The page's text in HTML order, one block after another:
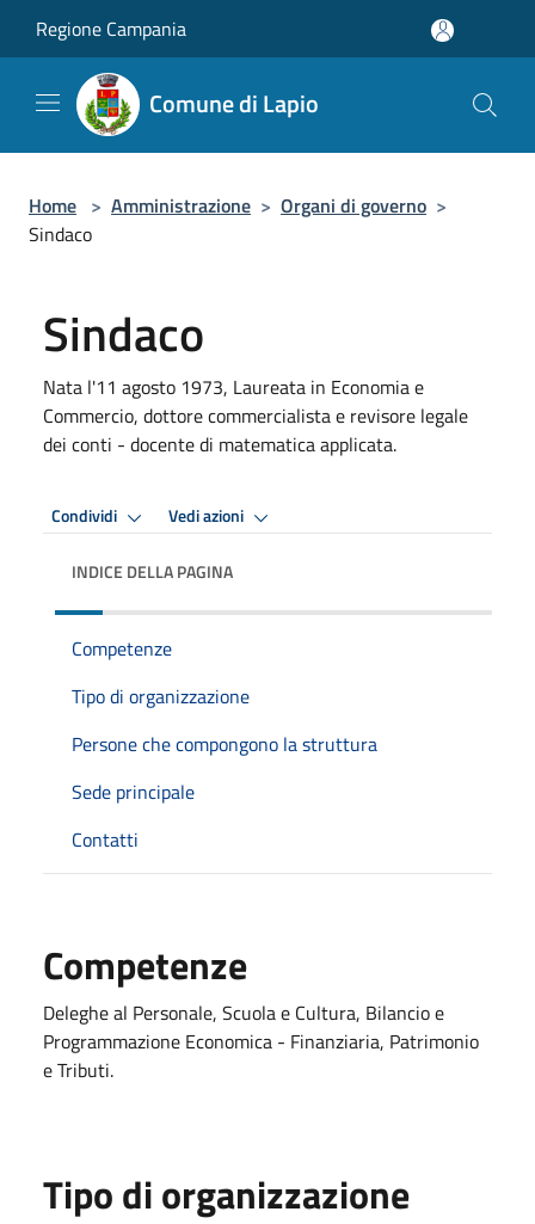
Regione Campania
Comune di Lapio
Home > Amministrazione > Organi di governo >
Sindaco
Sindaco
Nata l'11 agosto 1973, Laureata in Economia e
Commercio, dottore commercialista e revisore legale
dei conti - docente di matematica applicata.
Condividi Vedi azioni
INDICE DELLA PAGINA
Competenze
Tipo di organizzazione
Persone che compongono la struttura
Sede principale
Contatti
Competenze
Deleghe al Personale, Scuola e Cultura, Bilancio e
Programmazione Economica - Finanziaria, Patrimonio
e Tributi.
Tipo di organizzazione